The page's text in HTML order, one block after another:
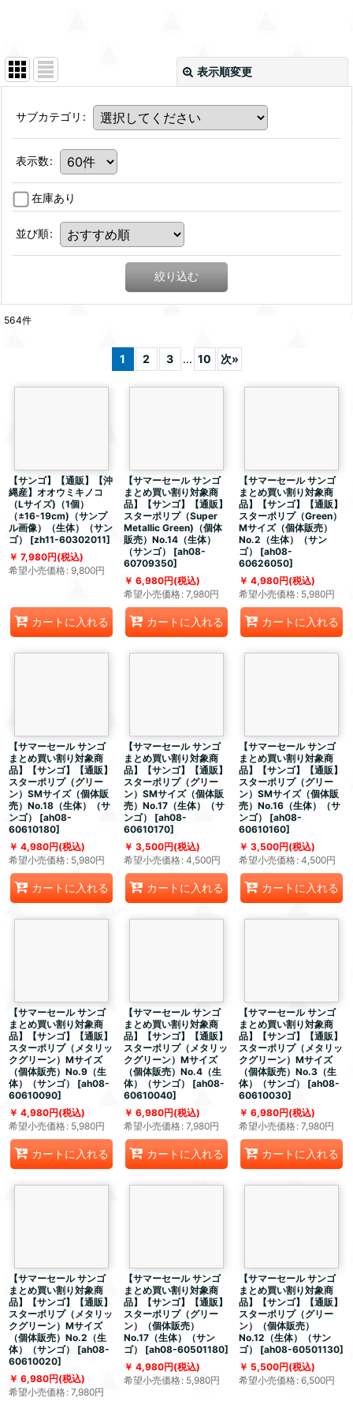
表示順変更
サブカテゴリ :
表示数:
在庫あり
並び順:
絞り込む
564件
1 2 3 ... 10 次»
【サンゴ】【通販】【沖
縄産】オオウミキノコ
（Lサイズ)（1個）
（±16-19cm)（サンプ
ル画像）（生体）（サン
ゴ）
[zh11-60302011]
7,980円(税込)
希望小売価格: 9,800円
カートに入れる
【サマーセール サンゴ
まとめ買い割り対象商
品】【サンゴ】【通販】
スターポリプ（Super
Metallic Green)（個体
販売）No.14（生体）
（サンゴ）
[ah08-
60709350]
6,980円(税込)
希望小売価格: 7,980円
カートに入れる
【サマーセール サンゴ
まとめ買い割り対象商
品】【サンゴ】【通販】
スターポリプ（Green）
Mサイズ（個体販売）
No.2（生体）（サン
ゴ）
[ah08-
60626050]
4,980円(税込)
希望小売価格: 5,980円
カートに入れる
【サマーセール サンゴ
まとめ買い割り対象商
品】【サンゴ】【通販】
スターポリプ（グリー
ン）SMサイズ（個体販
売）No.18（生体）（サ
ンゴ）
[ah08-
60610180]
4,980円(税込)
希望小売価格: 5,980円
カートに入れる
【サマーセール サンゴ
まとめ買い割り対象商
品】【サンゴ】【通販】
スターポリプ（グリー
ン）SMサイズ（個体販
売）No.17（生体）（サ
ンゴ）
[ah08-
60610170]
3,500円(税込)
希望小売価格: 4,500円
カートに入れる
【サマーセール サンゴ
まとめ買い割り対象商
品】【サンゴ】【通販】
スターポリプ（グリー
ン）SMサイズ（個体販
売）No.16（生体）（サ
ンゴ）
[ah08-
60610160]
3,500円(税込)
希望小売価格: 4,500円
カートに入れる
【サマーセール サンゴ
まとめ買い割り対象商
品】【サンゴ】【通販】
スターポリプ（メタリッ
クグリーン）Mサイズ
（個体販売）No.9（生
体）（サンゴ）
[ah08-
60610090]
4,980円(税込)
希望小売価格: 5,980円
カートに入れる
【サマーセール サンゴ
まとめ買い割り対象商
品】【サンゴ】【通販】
スターポリプ（メタリッ
クグリーン）Mサイズ
（個体販売）No.4（生
体）（サンゴ）
[ah08-
60610040]
6,980円(税込)
希望小売価格: 7,980円
カートに入れる
【サマーセール サンゴ
まとめ買い割り対象商
品】【サンゴ】【通販】
スターポリプ（メタリッ
クグリーン）Mサイズ
（個体販売）No.3（生
体）（サンゴ）
[ah08-
60610030]
6,980円(税込)
希望小売価格: 7,980円
カートに入れる
【サマーセール サンゴ
まとめ買い割り対象商
品】【サンゴ】【通販】
スターポリプ（メタリッ
クグリーン）Mサイズ
（個体販売）No.2（生
体）（サンゴ）
[ah08-
60610020]
6,980円(税込)
希望小売価格: 7,980円
【サマーセール サンゴ
まとめ買い割り対象商
品】【サンゴ】【通販】
スターポリプ（グリー
ン）（個体販売）
No.17（生体）（サン
ゴ）
[ah08-60501180]
4,980円(税込)
希望小売価格: 5,980円
【サマーセール サンゴ
まとめ買い割り対象商
品】【サンゴ】【通販】
スターポリプ（グリー
ン）（個体販売）
No.12（生体）（サン
ゴ）
[ah08-60501130]
5,500円(税込)
希望小売価格: 6,500円